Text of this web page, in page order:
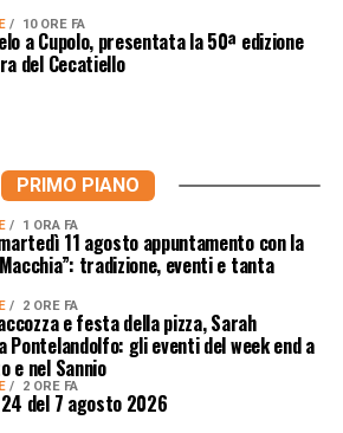
10 ORE FA
a Cupolo, presentata la 50ª edizione
del Cecatiello
PRIMO PIANO
1 ORA FA
11 agosto appuntamento con la
tradizione, eventi e tanta
2 ORE FA
e festa della pizza, Sarah
Pontelandolfo: gli eventi del week end a
e nel Sannio
2 ORE FA
del 7 agosto 2026